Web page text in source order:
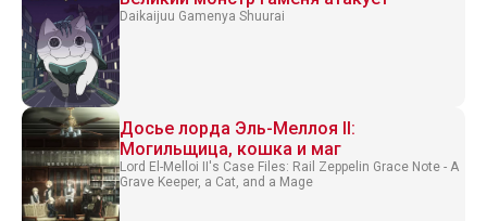
Daikaijuu Gamenya Shuurai
Досье лорда Эль-Меллоя II:
Могильщица, кошка и маг
Lord El-Melloi II's Case Files: Rail Zeppelin Grace Note - A
Grave Keeper, a Cat, and a Mage